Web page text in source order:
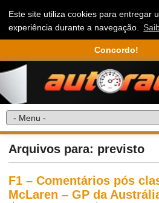
Este site utiliza cookies para entregar
experiência durante a navegação.
Concordo!
Arquivos para: previsto
F1 – Comentários pós
McLaren – GP da